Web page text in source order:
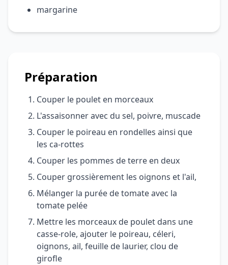
margarine
Préparation
Couper le poulet en morceaux
L'assaisonner avec du sel, poivre, muscade
Couper le poireau en rondelles ainsi que
les ca-rottes
Couper les pommes de terre en deux
Couper grossièrement les oignons et l'ail,
Mélanger la purée de tomate avec la
tomate pelée
Mettre les morceaux de poulet dans une
casse-role, ajouter le poireau, céleri,
oignons, ail, feuille de laurier, clou de
girofle